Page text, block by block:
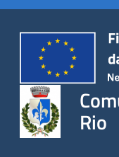
Rio